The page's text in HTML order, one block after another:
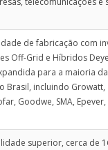
4 kWh × R$ 1,00/kWh
Economia Anual
R$ 1.460,00
R$ 4,00/dia × 365 dias
Tempo de Payback
~3,4 anos
*Cenário hipotético.
de fabricação com
Off-Grid e Híbridos
para a maioria
Brasil, incluindo Growatt,
Goodwe, SMA, Epever,
superior, cerca de